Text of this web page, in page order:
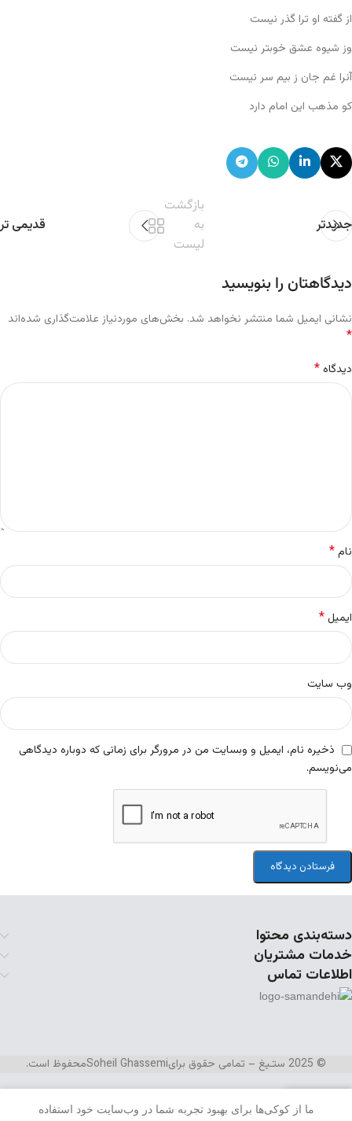
از گفته او ترا گذر نیست
وز شیوه عشق خوبتر نیست
آنرا غم جان ز بیم سر نیست
کو مذهب این امام دارد
جدیدتر
بازگشت
به
لیست
قدیمی تر
دیدگاهتان را بنویسید
نشانی ایمیل شما منتشر نخواهد شد. بخش‌های موردنیاز علامت‌گذاری شده‌اند
*
دیدگاه*
نام*
ایمیل*
وب‌ سایت
ذخیره نام، ایمیل و وبسایت من در مرورگر برای زمانی که دوباره دیدگاهی
می‌نویسم.
دسته‌بندی محتوا
خدمات مشتریان
اطلاعات تماس
© 2025 ستـیغ – تمامی حقوق برای Soheil Ghassemiمحفوظ است.
ما از کوکی‌ها برای بهبود تجربه شما در وب‌سایت خود استفاده